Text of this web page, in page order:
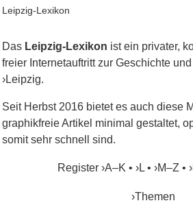
Leipzig-Lexikon
Das Leipzig-Lexikon ist ein privater,
freier Internet­­auftritt zur Geschichte
Leipzig.
Seit Herbst 2016 bietet es auch diese
graphik­freie Artikel minimal gestaltet,
somit sehr schnell sind.
Register A–K • L • M–Z •
Themen